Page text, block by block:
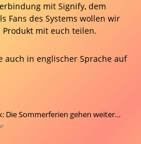
mit Signify, dem
Fans des Systems wollen wir
mit euch teilen.
auch in englischer Sprache auf
Die Sommerferien gehen weiter…